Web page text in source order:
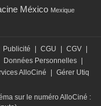
México Mexique
Publicité CGU CGV
Données Personnelles
AlloCiné
Gérer Utiq
sur le numéro AlloCiné :